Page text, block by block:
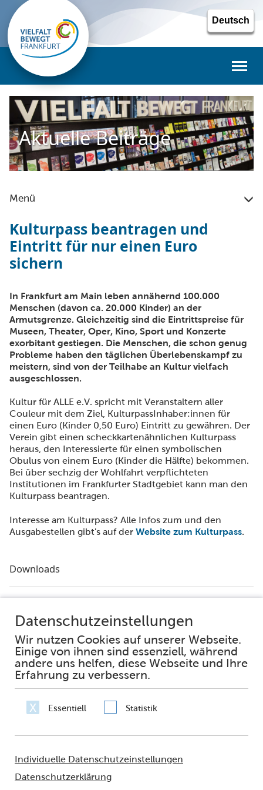
Aktuelle Beiträge
Menü
Kulturpass beantragen und
Eintritt für nur einen Euro
sichern
In Frankfurt am Main leben annähernd 100.000
Menschen (davon ca. 20.000 Kinder) an der
Armutsgrenze. Gleichzeitig sind die Eintrittspreise für
Museen, Theater, Oper, Kino, Sport und Konzerte
exorbitant gestiegen. Die Menschen, die schon genug
Probleme haben den täglichen Überlebenskampf zu
meistern, sind von der Teilhabe an Kultur vielfach
ausgeschlossen.
Kultur für ALLE e.V. spricht mit Veranstaltern aller
Couleur mit dem Ziel, KulturpassInhaber:innen für
einen Euro (Kinder 0,50 Euro) Eintritt zu gewähren. Der
Verein gibt einen scheckkartenähnlichen Kulturpass
heraus, den Interessierte für einen symbolischen
Obulus von einem Euro (Kinder die Hälfte) bekommen.
Bei über sechzig der Wohlfahrt verpflichteten
Institutionen im Frankfurter Stadtgebiet kann man den
Kulturpass beantragen.
Interesse am Kulturpass? Alle Infos zum und den
Ausgabestellen gibt's auf der Website zum Kulturpass.
Downloads
Facebook
Instagram
Impressum
Datenschutz
© 2021 - FRANKFURT AM MAIN
Amt für multikulturelle Angelegenheiten